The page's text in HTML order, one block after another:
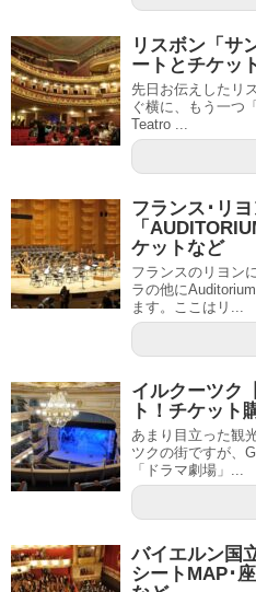
リスボン「サ
ートとチケッ
先日お伝えしたリ
ぐ横に、もう一つ
Teatro ...
フランス･リ
「
ケットなど
フランスのリヨン
ラの他に
ます。ここはリ...
イルクーツク
ト！チケット
あまり目立った観
ツクの街ですが、
「ドラマ劇場」...
バイエルン国
シートMAP･